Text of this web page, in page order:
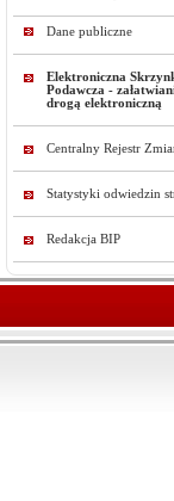
Dane publiczne
Elektroniczna
Podawcza -
drogą elektroniczną
Centralny Rejestr
Statystyki odwiedzin
Redakcja BIP